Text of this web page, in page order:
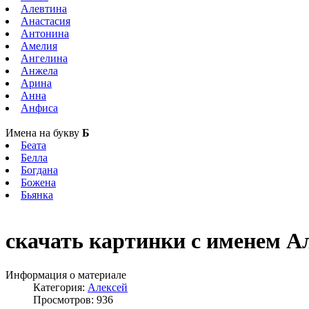
Алевтина
Анастасия
Антонина
Амелия
Ангелина
Анжела
Арина
Анна
Анфиса
Имена на букву Б
Беата
Белла
Богдана
Божена
Бьянка
скачать картинки с именем
Информация о материале
Категория: Алексей
Просмотров: 936